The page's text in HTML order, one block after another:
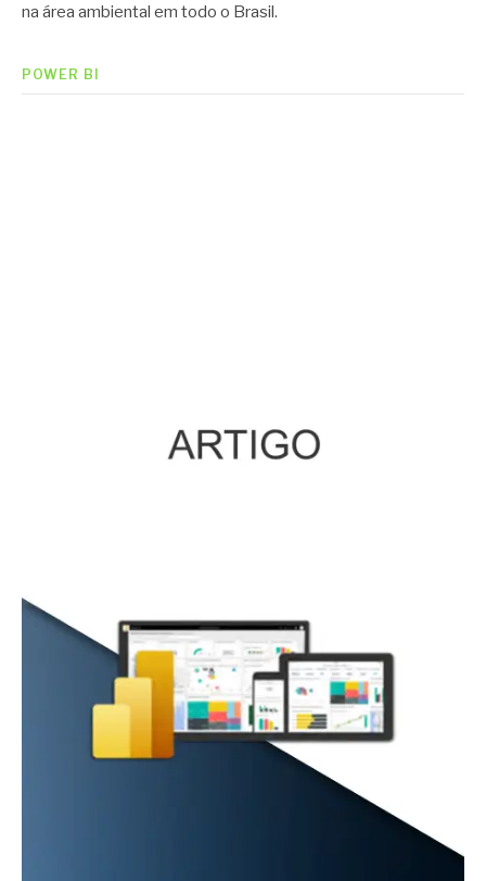
na área ambiental em todo o Brasil.
POWER BI